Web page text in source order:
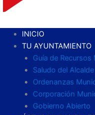
INICIO
TU AYUNTAMIENTO
Guía de Recursos
Saludo del Alcalde
Ordenanzas
Corporación
Gobierno Abierto